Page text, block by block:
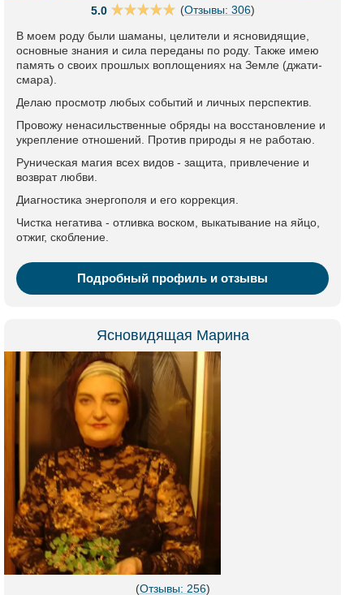
5.0 (Отзывы: 306)
В моем роду были шаманы, целители и ясновидящие,
основные знания и сила переданы по роду. Также имею
память о своих прошлых воплощениях на Земле (джати-
смара).
Делаю просмотр любых событий и личных перспектив.
Провожу ненасильственные обряды на восстановление и
укрепление отношений. Против природы я не работаю.
Руническая магия всех видов - защита, привлечение и
возврат любви.
Диагностика энергополя и его коррекция.
Чистка негатива - отливка воском, выкатывание на яйцо,
отжиг, скобление.
Подробный профиль и отзывы
Ясновидящая Марина
(Отзывы: 256)